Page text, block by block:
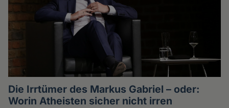
Die Irrtümer des Markus Gabriel – oder:
Worin Atheisten sicher nicht irren